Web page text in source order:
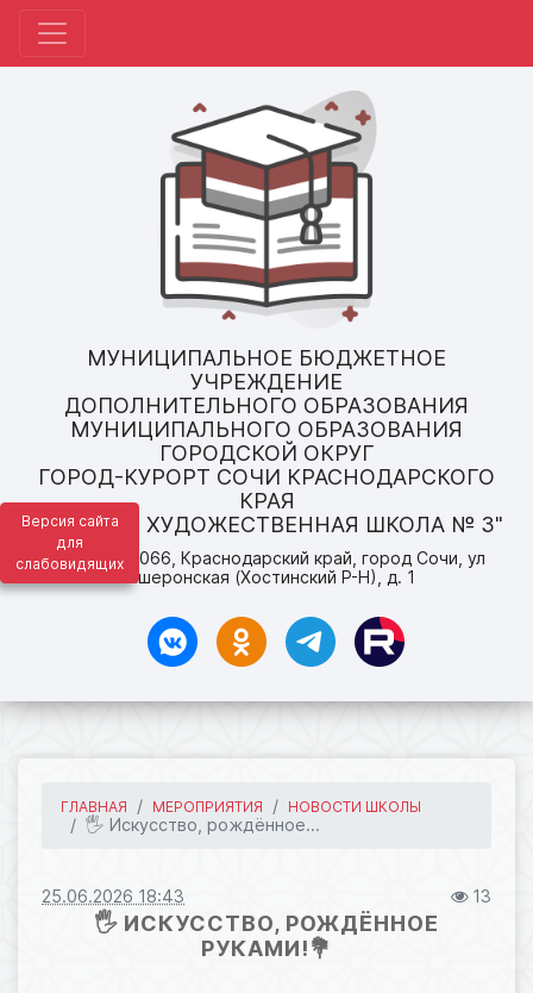
Версия сайта
для
слабовидящих
МУНИЦИПАЛЬНОЕ БЮДЖЕТНОЕ
УЧРЕЖДЕНИЕ
ДОПОЛНИТЕЛЬНОГО ОБРАЗОВАНИЯ
МУНИЦИПАЛЬНОГО ОБРАЗОВАНИЯ
ГОРОДСКОЙ ОКРУГ
ГОРОД-КУРОРТ СОЧИ КРАСНОДАРСКОГО
КРАЯ
"ДЕТСКАЯ ХУДОЖЕСТВЕННАЯ ШКОЛА № 3"
адрес: 354066, Краснодарский край, город Сочи, ул
Апшеронская (Хостинский Р-Н), д. 1
ГЛАВНАЯ МЕРОПРИЯТИЯ НОВОСТИ ШКОЛЫ
🖐️ Искусство, рождённое...
25.06.2026 18:43 13
🖐️ ИСКУССТВО, РОЖДЁННОЕ
РУКАМИ!💐